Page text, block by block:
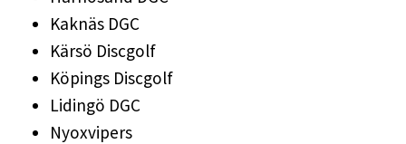
Kaknäs DGC
Kärsö Discgolf
Köpings Discgolf
Lidingö DGC
Nyoxvipers